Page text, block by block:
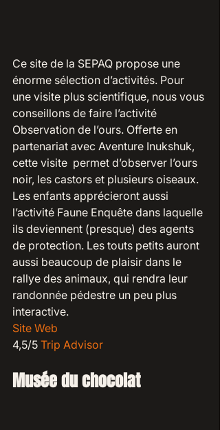
Ce site de la SEPAQ propose une
énorme sélection d’activités. Pour
une visite plus scientifique, nous vous
conseillons de faire l’activité
Observation de l’ours. Offerte en
partenariat avec Aventure Inukshuk,
cette visite  permet d’observer l’ours
noir, les castors et plusieurs oiseaux.
Les enfants apprécieront aussi
l’activité Faune Enquête dans laquelle
ils deviennent (presque) des agents
de protection. Les touts petits auront
aussi beaucoup de plaisir dans le
rallye des animaux, qui rendra leur
randonnée pédestre un peu plus
interactive.
Site Web
4,5/5 Trip Advisor
Musée du chocolat